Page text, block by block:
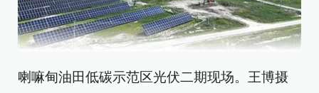
喇嘛甸油田低碳示范区光伏二期现场。王博摄